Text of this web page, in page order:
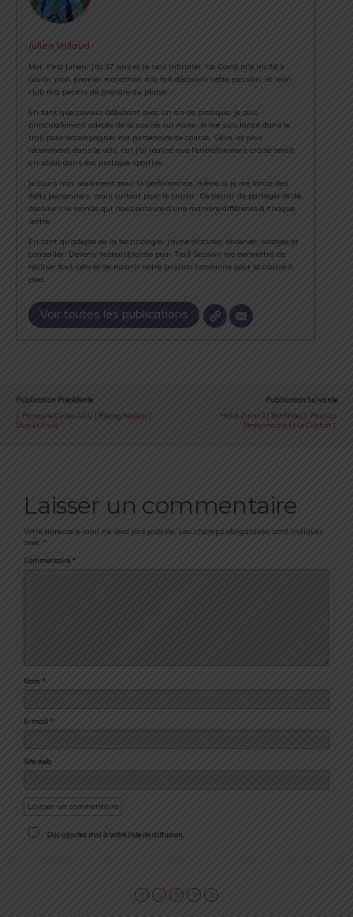
Julien Vrillaud
Moi, c'est Julien, j'ai 37 ans et je suis infirmier. La Covid m'a incité à
courir, mon premier marathon m'a fait découvrir cette passion, et mon
club m'a permis de prendre du plaisir...
En tant que coureur débutant avec un an de pratique, je suis
principalement adepte de la course sur route. Je me suis lancé dans le
trail pour accompagner ma partenaire de course, Célia, et plus
récemment dans le vélo, car j'ai réalisé que l'entraînement croisé serait
un atout dans ma pratique sportive.
Je cours non seulement pour la performance, même si je me lance des
défis personnels, mais surtout pour le plaisir. Ce plaisir de partager et de
découvrir le monde qui nous entoure d'une manière différente à chaque
sortie.
En tant qu'adepte de la technologie, j'aime discuter, observer, essayer et
conseiller. Devenir testeur/pigiste pour Trail Session me permettra de
réaliser tout cela et de nourrir notre passion commune pour la course à
pied.
Voir toutes les publications
Publication Précédente
Panoplie Cycles AGU [ Biking Session ] :
Stop Le Froid !
Publication Suivante
Hoka Zinal 2 [ Test Shoes ] : Pour La
Performance Et Le Confort
Laisser un commentaire
Votre adresse e-mail ne sera pas publiée. Les champs obligatoires sont indiqués
avec *
Commentaire *
Nom *
E-mail *
Site web
Oui, ajoutez moi à votre liste de diffusion.